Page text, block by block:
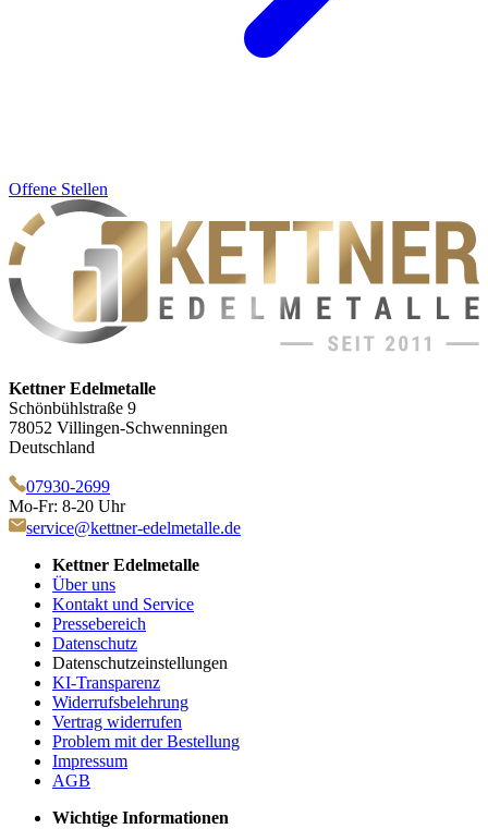
Offene Stellen
Kettner Edelmetalle
Schönbühlstraße 9
78052 Villingen-Schwenningen
Deutschland
07930-2699
Mo-Fr: 8-20 Uhr
service@kettner-edelmetalle.de
Kettner Edelmetalle
Über uns
Kontakt und Service
Pressebereich
Datenschutz
Datenschutzeinstellungen
KI-Transparenz
Widerrufsbelehrung
Vertrag widerrufen
Problem mit der Bestellung
Impressum
AGB
Wichtige Informationen